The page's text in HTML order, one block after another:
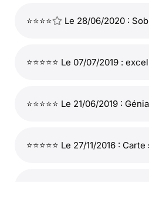
⭐⭐⭐⭐ Le 28/06/2020 :
⭐⭐⭐⭐⭐ Le 07/07/2019 :
⭐⭐⭐⭐⭐ Le 21/06/2019 :
⭐⭐⭐⭐⭐ Le 27/11/2016 :